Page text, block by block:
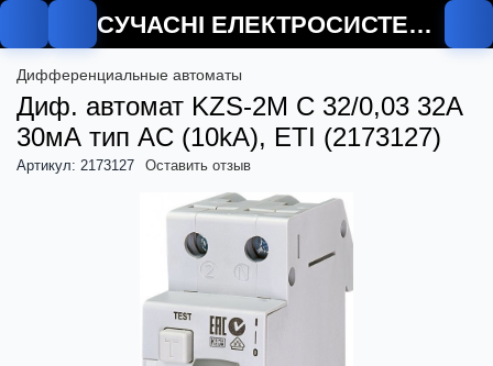
СУЧАСНІ ЕЛЕКТРОСИСТЕМИ
Дифференциальные автоматы
Диф. автомат KZS-2M C 32/0,03 32А
30мА тип AC (10kA), ETI (2173127)
Артикул: 2173127 Оставить отзыв